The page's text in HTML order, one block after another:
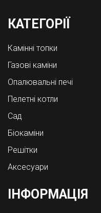
КАТЕГОРІЇ
Камінні топки
Газові каміни
Опалювальні печі
Пелетні котли
Cад
Біокаміни
Решітки
Аксесуари
ІНФОРМАЦІЯ